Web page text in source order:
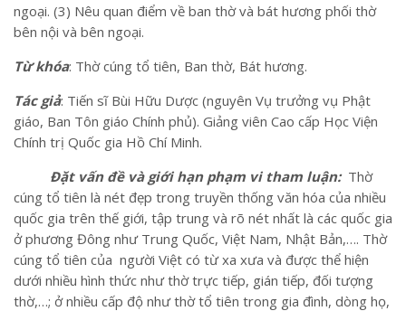
ngoại. (3) Nêu quan điểm về ban thờ và bát hương phối thờ
bên nội và bên ngoại.
Từ khóa: Thờ cúng tổ tiên, Ban thờ, Bát hương.
Tác giả: Tiến sĩ Bùi Hữu Dược (nguyên Vụ trưởng vụ Phật
giáo, Ban Tôn giáo Chính phủ). Giảng viên Cao cấp Học Viện
Chính trị Quốc gia Hồ Chí Minh.
Đặt vấn đề và giới hạn phạm vi tham luận:Thờ
cúng tổ tiên là nét đẹp trong truyền thống văn hóa của nhiều
quốc gia trên thế giới, tập trung và rõ nét nhất là các quốc gia
ở phương Đông như Trung Quốc, Việt Nam, Nhật Bản,…. Thờ
cúng tổ tiên của người Việt có từ xa xưa và được thể hiện
dưới nhiều hình thức như thờ trực tiếp, gián tiếp, đối tượng
thờ,…; ở nhiều cấp độ như thờ tổ tiên trong gia đình, dòng họ,